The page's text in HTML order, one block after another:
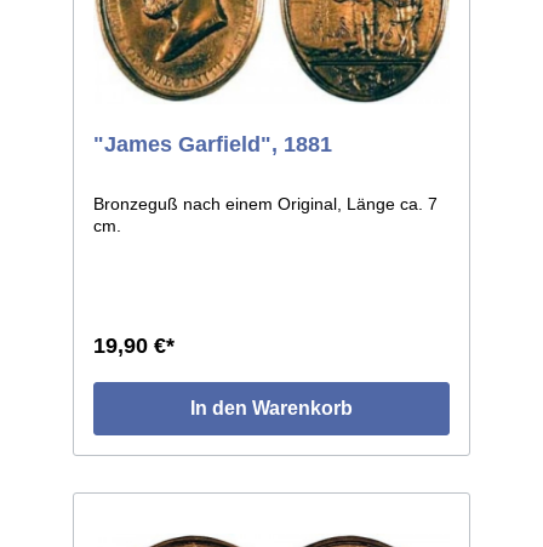
"James Garfield", 1881
Bronzeguß nach einem Original, Länge ca. 7
cm.
19,90 €*
In den Warenkorb